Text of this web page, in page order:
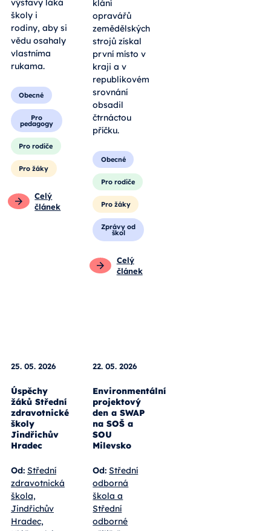
zážitek pro
všechny
generace.
Jubilejní
ročník
výstavy láká
rodiny, aby si
vědu osahaly
vlastníma
rukama.
Obecné
pedagogy
Pro rodiče
klání
opravářů
zemědělských
strojů získal
první místo v
kraji a v
republikovém
srovnání
obsadil
čtrnáctou
příčku.
Obecné
Pro rodiče
Pro žáky
Zprávy od
škol
Celý
článek
25. 05. 2026
Úspěchy
žáků Střední
zdravotnické
školy
Jindřichův
Hradec
Od: Střední
zdravotnická
škola,
Jindřichův
Hradec,
22. 05. 2026
Environmentální
projektový
den a SWAP
na SOŠ a
SOU
Milevsko
Od: Střední
odborná
škola a
Střední
odborné